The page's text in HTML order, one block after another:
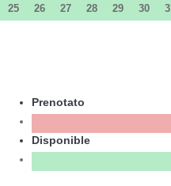
25 26 27 28 29 30
Prenotato
Disponible